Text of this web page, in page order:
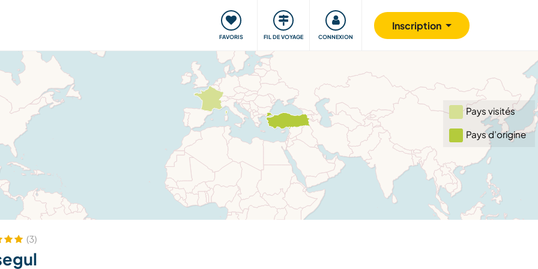
FAVORIS FIL DE VOYAGE CONNEXION
Inscription
Voyager, apprendre Communauté S'impliquer Sécurité
Pays visités
Pays d’origine
(3)